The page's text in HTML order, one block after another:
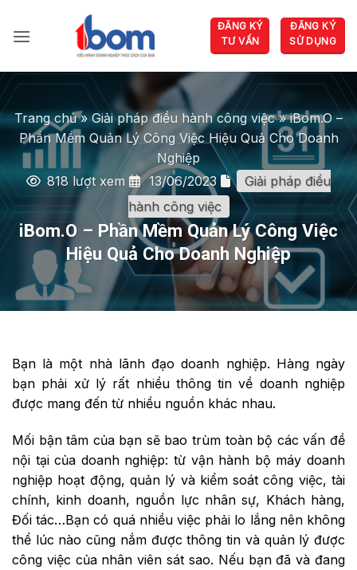
qua
dung
ĐĂNG KÝ
TƯ VẤN
ĐĂNG KÝ
SỬ DỤNG
Trang chủ»Giải pháp điều hành công việc»iBom.O –
Phần Mềm Quản Lý Công Việc Hiệu Quả Cho Doanh
Nghiệp
818 lượt xem
13/06/2023
Giải pháp điều
hành công việc
iBom.O – Phần Mềm Quản Lý Công Việc
Hiệu Quả Cho Doanh Nghiệp
Bạn là một nhà lãnh đạo doanh nghiệp. Hàng ngày
bạn phải xử lý rất nhiều thông tin về doanh nghiệp
được mang đến từ nhiều nguồn khác nhau.
Mối bận tâm của bạn sẽ bao trùm toàn bộ các vấn đề
nội tại của doanh nghiệp: từ vận hành bộ máy doanh
nghiệp hoạt động, quản lý và kiểm soát công việc, tài
chính, kinh doanh, nguồn lực nhân sự, Khách hàng,
Đối tác…Bạn có quá nhiều việc phải lo lắng nên không
thể lúc nào cũng nắm được thông tin và quản lý được
công việc của nhân viên sát sao. Nếu bạn đã và đang